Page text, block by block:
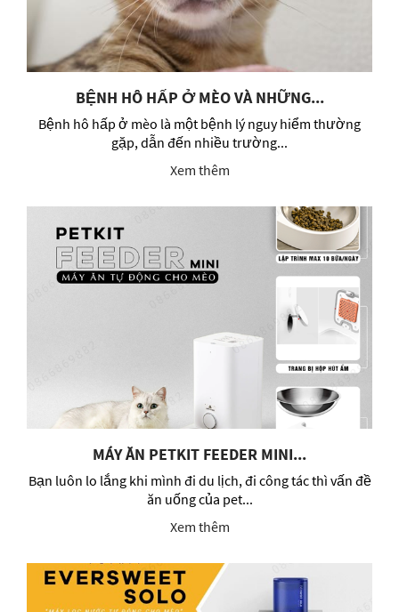
BỆNH HÔ HẤP Ở MÈO VÀ NHỮNG...
Bệnh hô hấp ở mèo là một bệnh lý nguy hiểm thường
gặp, dẫn đến nhiều trường...
Xem thêm
MÁY ĂN PETKIT FEEDER MINI...
Bạn luôn lo lắng khi mình đi du lịch, đi công tác thì vấn đề
ăn uống của pet...
Xem thêm